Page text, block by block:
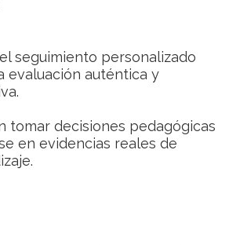
seguimiento personalizado
evaluación auténtica y
tomar decisiones pedagógicas
en evidencias reales de